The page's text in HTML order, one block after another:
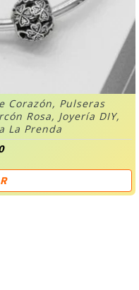
Corazón, Pulseras
Rosa, Joyería DIY,
La Prenda